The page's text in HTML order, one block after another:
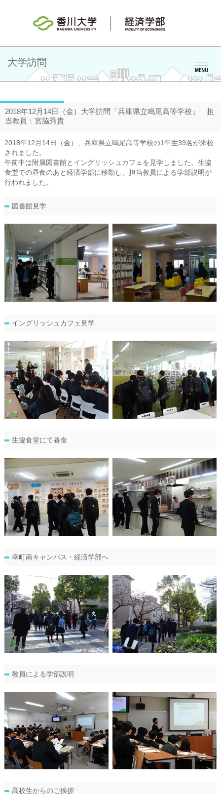
MENU
大学訪問
2018年12月14日（金）大学訪問「兵庫県立鳴尾高等学校」 担
当教員：宮脇秀貴
2018年12月14日（金）、兵庫県立鳴尾高等学校の1年生39名が来校
されました。
午前中は附属図書館とイングリッシュカフェを見学しました。生協
食堂での昼食のあと経済学部に移動し、担当教員による学部説明が
行われました。
図書館見学
イングリッシュカフェ見学
生協食堂にて昼食
幸町南キャンパス・経済学部へ
教員による学部説明
高校生からのご挨拶